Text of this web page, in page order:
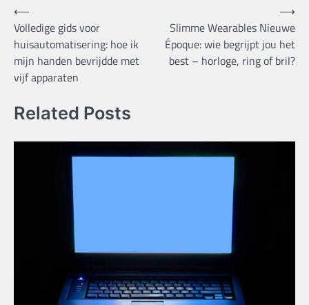
Bericht
navigatie
⟵
Volledige gids voor
huisautomatisering: hoe ik
mijn handen bevrijdde met
vijf apparaten
Slimme Wearables Nieuwe
Époque: wie begrijpt jou het
best – horloge, ring of bril?
⟶
Related Posts